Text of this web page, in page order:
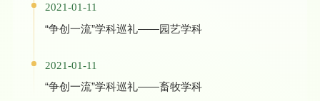
2021-01-11
“争创一流”学科巡礼——园艺学科
2021-01-11
“争创一流”学科巡礼——畜牧学科